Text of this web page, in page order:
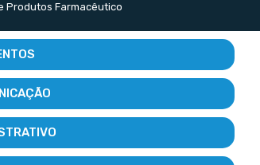
Produtos Farmacêutico